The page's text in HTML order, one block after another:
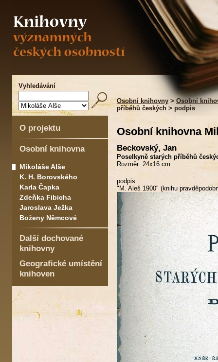
Vyhledávání
Osobní knihovny > Osobní
příběhů českých > podpis
O projektu
Osobní knihovna
Mikoláše Alše
K. H. Borovského
Karla Čapka
Zdeňka Fibicha
Jaroslava Ježka
Boženy Němcové
Další dochované
knihovny
Geografické umístění
knihoven
Osobní knihovna
Beckovský, Jan
Poselkyně starých příběhů
Rozměr: 24x16 cm.
podpis
"M. Aleš 1900" (knihu